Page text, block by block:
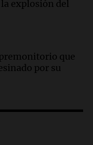
un
explosión del
que
por su